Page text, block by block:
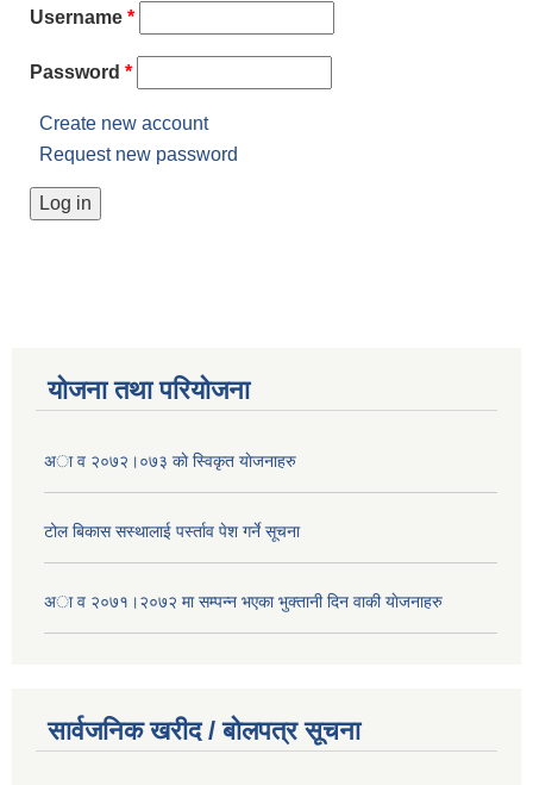
Username *
Password *
Create new account
Request new password
योजना तथा परियोजना
अा व २०७२।०७३ काे स्विकृत याेजनाहरु
टोल बिकास स‌स्थालाई प‌र्स्ताव पेश गर्ने सूचना
अा‍ व २०७१।२०७२ मा सम्पन्न भएका भुक्तानी दिन वा‌की याेजनाहरु
सार्वजनिक खरीद / बोलपत्र सूचना